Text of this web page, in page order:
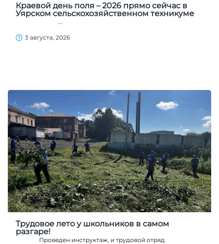
Краевой день поля – 2026 прямо сейчас в
Уярском сельскохозяйственном техникуме
...
3 августа, 2026
Трудовое лето у школьников в самом
разгаре!
Проведен инструктаж, и трудовой отряд